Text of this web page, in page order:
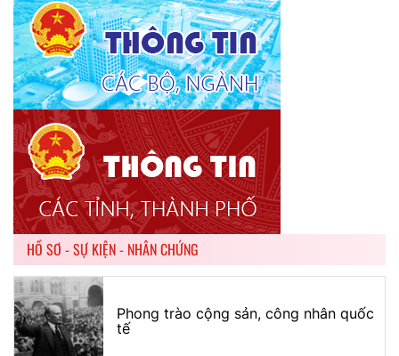
HỒ SƠ - SỰ KIỆN - NHÂN CHỨNG
Phong trào cộng sản, công nhân quốc
tế